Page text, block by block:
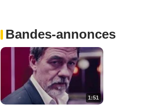
Bandes-annonces
1:51